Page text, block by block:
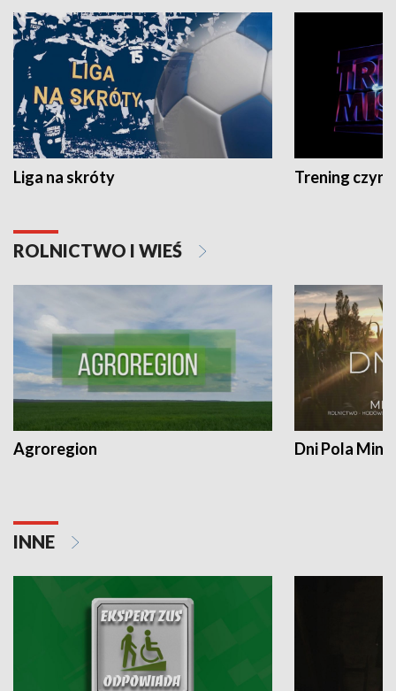
Liga na skróty Trening czyni
ROLNICTWO I WIEŚ
Agroregion Dni Pola
INNE